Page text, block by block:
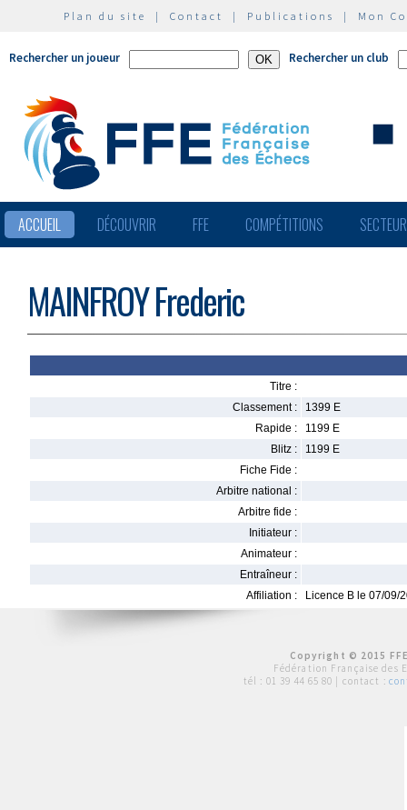
Plan du site | Contact | Publications | Mon
Rechercher un joueur Rechercher un club
ACCUEIL DÉCOUVRIR FFE COMPÉTITIONS
MAINFROY Frederic
Titre :
Classement :
1399 E
Rapide :
1199 E
Blitz :
1199 E
Fiche Fide :
Arbitre national :
Arbitre fide :
Initiateur :
Animateur :
Entraîneur :
Affiliation :
Licence B le 07/09/
Copyright © 2015
Fédération Française des
tél : 01 39 44 65 80 | contact :